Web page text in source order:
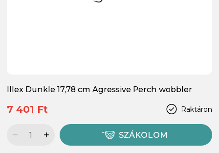
Illex Dunkle 17,78 cm Agressive Perch wobbler
Raktáron
7 401 Ft
SZÁKOLOM